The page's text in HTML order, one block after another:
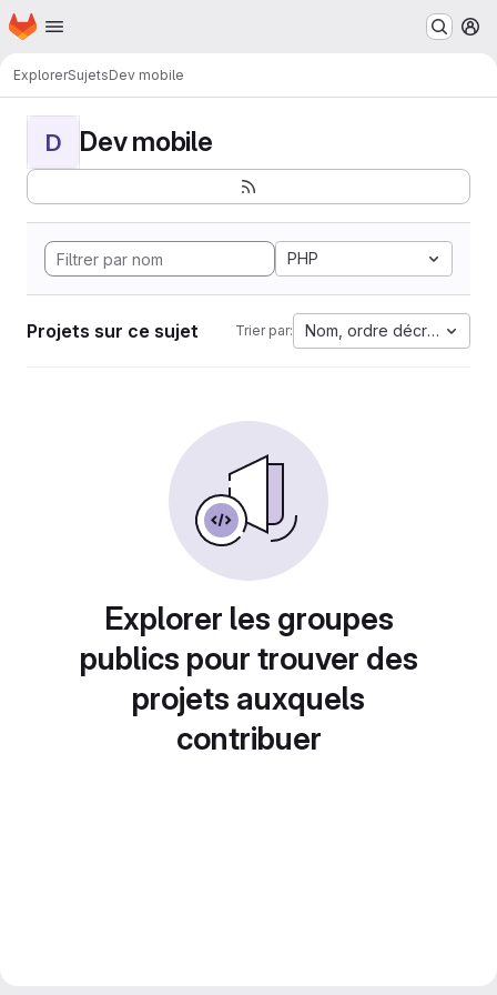
Passer au contenu principal
Page d'accueil
ExplorerSujetsDev mobile
D Dev mobile
PHP
Projets sur ce sujet Trier par: Nom, ordre décroissant
Explorer les groupes
publics pour trouver des
projets auxquels
contribuer